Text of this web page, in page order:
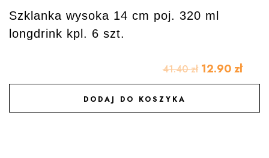
Szklanka wysoka 14 cm poj. 320 ml
longdrink kpl. 6 szt.
41.40zł 12.90 zł
DODAJ DO KOSZYKA
DODAJ DO ULUBIONYCH